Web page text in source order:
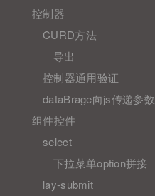
控制器
CURD方法
导出
控制器通用验证
dataBrage向js传递参数
组件控件
select
下拉菜单option拼接
lay-submit